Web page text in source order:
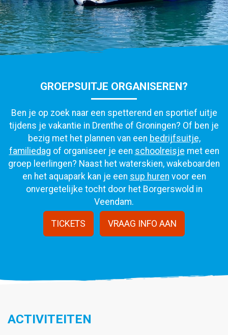
GROEPSUITJE ORGANISEREN?
Ben je op zoek naar een spetterend en sportief uitje
tijdens je vakantie in Drenthe of Groningen? Of ben je
bezig met het plannen van een bedrijfsuitje,
familiedag of organiseer je een schoolreisje met een
groep leerlingen? Naast het waterskien, wakeboarden
en het aquapark kan je een sup huren voor een
onvergetelijke tocht door het Borgerswold in
Veendam.
TICKETS VRAAG INFO AAN
ACTIVITEITEN